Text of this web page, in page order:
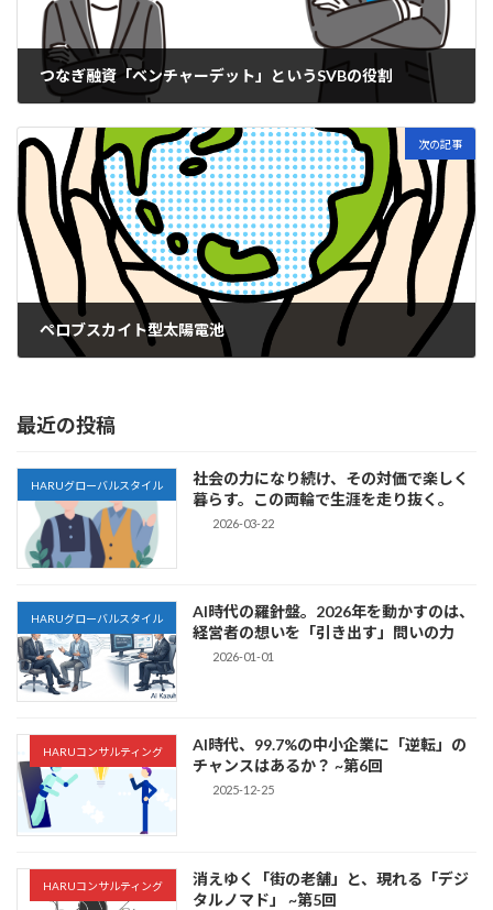
つなぎ融資「ベンチャーデット」というSVBの役割
次の記事
ペロブスカイト型太陽電池
最近の投稿
HARUグローバルスタイル
社会の力になり続け、その対価で楽しく
暮らす。この両輪で生涯を走り抜く。
2026-03-22
HARUグローバルスタイル
AI時代の羅針盤。2026年を動かすのは、
経営者の想いを「引き出す」問いの力
2026-01-01
HARUコンサルティング
AI時代、99.7%の中小企業に「逆転」の
チャンスはあるか？ ~第6回
2025-12-25
HARUコンサルティング
消えゆく「街の老舗」と、現れる「デジ
タルノマド」 ~第5回